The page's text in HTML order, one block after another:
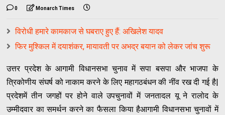
0 Monarch Times
विरोधी हमारे कामकाज से घबराए हुए हैं: अखिलेश यादव
फिर मुश्किल में दयाशंकर, मायावती पर अभद्र बयान को लेकर जांच शुरू
उत्तर प्रदेश के आगामी विधानसभा चुनाव में सपा बसपा और भाजपा के
त्रिकोणीय संघर्ष को नाकाम करने के लिए महागठबंधन की नींव रख दी गई है|
प्रदेशमें तीन जगहों पर होने वाले उपचुनावों में जनतादल यू ने रालोद के
उम्मीदवार का समर्थन करने का फैसला किया हैआगामी विधानसभा चुनावों में